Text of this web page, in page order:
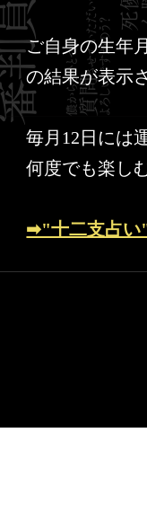
ご自身の生年
の結果が表示
毎月12日には
何度でも楽し
➡"十二支占い